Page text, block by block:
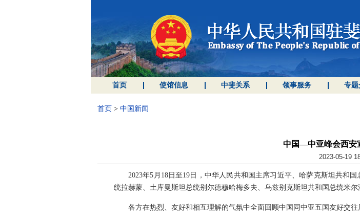
首页 使馆信息 中斐关系 领事服务 专题
首页 > 中国新闻
中国—中亚峰会西安
2023-05-19
2023年5月18日至19日，中华人民共和国主席习近平、哈萨克斯坦共和
统拉赫蒙、土库曼斯坦总统别尔德穆哈梅多夫、乌兹别克斯坦共和国总统米
各方在热烈、友好和相互理解的气氛中全面回顾中国同中亚五国友好交